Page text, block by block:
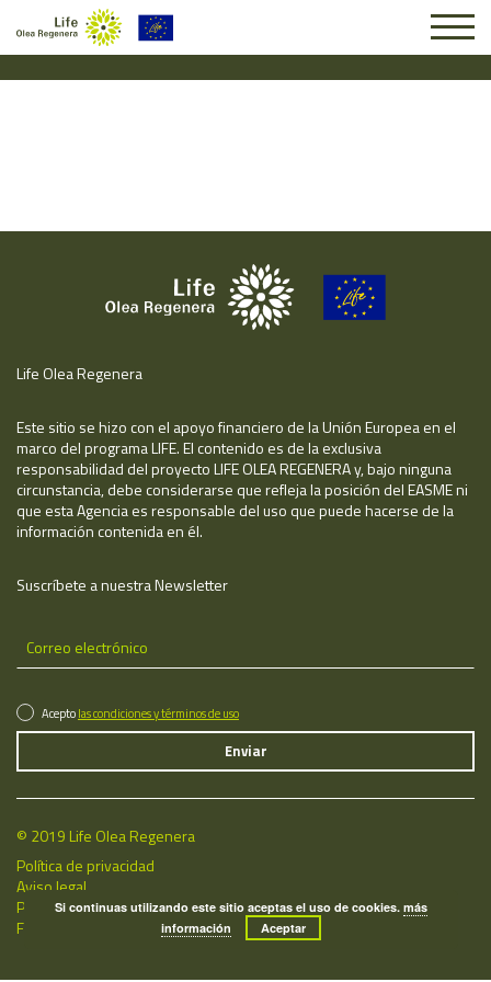
Solicitud #26441
Life Olea Regenera
Este sitio se hizo con el apoyo financiero de la Unión Europea en el
marco del programa LIFE. El contenido es de la exclusiva
responsabilidad del proyecto LIFE OLEA REGENERA y, bajo ninguna
circunstancia, debe considerarse que refleja la posición del EASME ni
que esta Agencia es responsable del uso que puede hacerse de la
información contenida en él.
Suscríbete a nuestra Newsletter
Aceptolas condiciones y términos de uso
© 2019 Life Olea Regenera
Política de privacidad
Aviso legal
Política de cookies
Fecha de última actualización: 07/08/2026
Si continuas utilizando este sitio aceptas el uso de cookies.más
información
Aceptar